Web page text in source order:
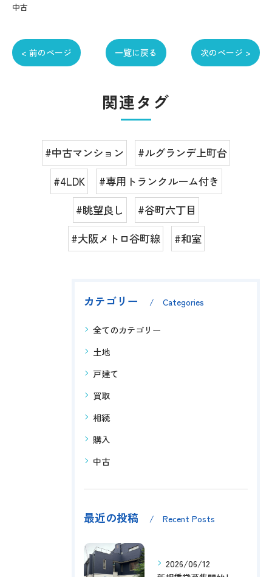
中古
< 前のページ 一覧に戻る 次のページ >
関連タグ
#中古マンション
#ルグランデ上町台
#4LDK
#専用トランクルーム付き
#眺望良し
#谷町六丁目
#大阪メトロ谷町線
#和室
カテゴリー Categories
全てのカテゴリー
土地
戸建て
買取
相続
購入
中古
最近の投稿 Recent Posts
2026/06/12